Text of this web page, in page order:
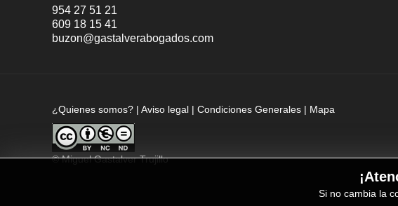
Si no cambia la
954 27 51 21
609 18 15 41
buzon@gastalverabogados.com
¿Quienes somos? | Aviso legal | Condiciones Generales | Mapa
©Miguel Gastalver Trujillo